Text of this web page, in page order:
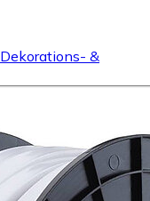
Dekorations- &